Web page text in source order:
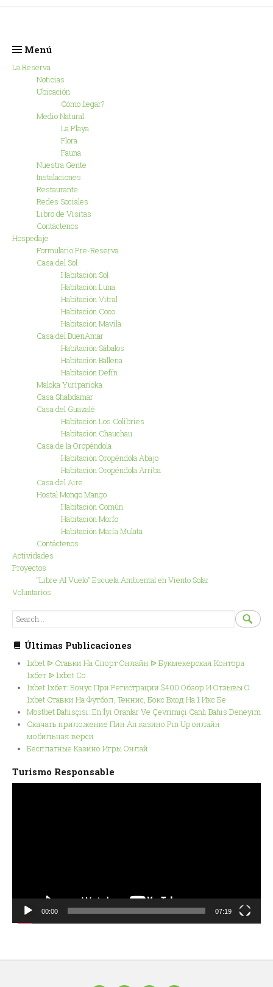
Menú
La Reserva
Noticias
Ubicación
Cómo llegar?
Medio Natural
La Playa
Flora
Fauna
Nuestra Gente
Instalaciones
Restaurante
Redes Sociales
Libro de Visitas
Contáctenos
Hospedaje
Formulario Pre-Reserva
Casa del Sol
Habitación Sol
Habitación Luna
Habitación Vitral
Habitación Coco
Habitación Mavila
Casa del BuenAmar
Habitación Sábalos
Habitación Ballena
Habitación Defín
Maloka Yuriparioka
Casa Shabdamar
Casa del Guazalé
Habitación Los Colibríes
Habitación Chauchau
Casa de la Oropéndola
Habitación Oropéndola Abajo
Habitación Oropéndola Arriba
Casa del Aire
Hostal Mongo Mango
Habitación Común
Habitación Morfo
Habitación María Mulata
Contáctenos
Actividades
Proyectos
“Libre Al Vuelo” Escuela Ambiental en Viento Solar
Voluntarios
SEARCH
FOR...

Últimas Publicaciones
1xbet ᐉ Ставки На Спорт Онлайн ᐉ Букмекерская Контора
1хбет ᐉ 1xbet Co
1xbet 1хбет: Бонус При Регистрации $400 Обзор И Отзывы О
1xbet Ставки На Футбол, Теннис, Бокс Вход На 1 Икс Бе
Mostbet Bahisçisi: En İyi Oranlar Ve Çevrimiçi Canlı Bahis Deneyim
Скачать приложение Пин Ап казино Pin Up онлайн
мобильная верси
Бесплатные Казино Игры Онлай
Turismo Responsable
00:00 07:19